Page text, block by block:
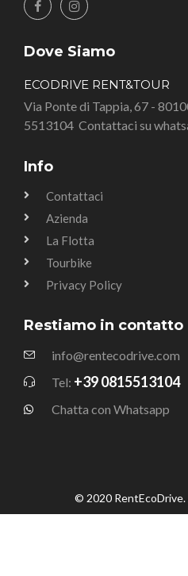
Dove Siamo
ECODRIVE RENT&TOUR
Via Ponte di Tappia, 67 -
5513104 Contattaci su
Info
Contattaci
Azienda
La Flotta
Tourbike
Privacy Policy
Restiamo in contatto
info@rentecodrive.com
Tel: +39 0815513104
Chatta con Whatsapp
© 2020